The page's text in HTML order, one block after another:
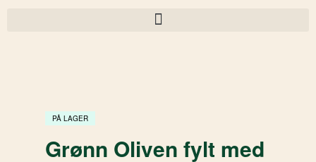
PÅ LAGER
Grønn Oliven fylt med